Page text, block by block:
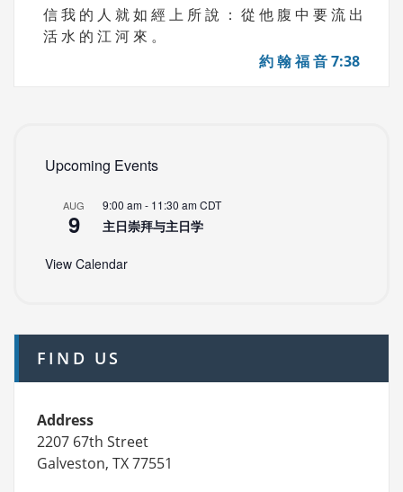
信 我 的 人 就 如 經 上 所 說 ： 從 他 腹 中 要 流 出
活 水 的 江 河 來 。
約 翰 福 音 7:38
Upcoming Events
AUG
9
9:00 am- 11:30 amCDT
主日崇拜与主日学
View Calendar
FIND US
Address
2207 67th Street
Galveston, TX 77551